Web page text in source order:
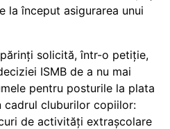
la început asigurarea unui
solicită, într-o petiție,
ISMB de a nu mai
pentru posturile la plata
cadrul cluburilor copiilor:
de activități extrașcolare